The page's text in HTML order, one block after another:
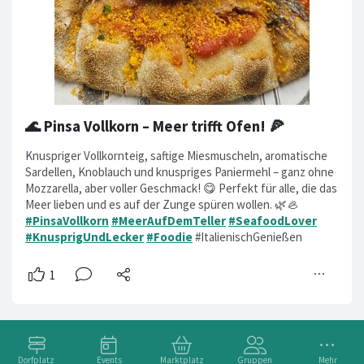
Dorfplatz Events Marktplatz Gruppen Mehr
🌊 Pinsa Vollkorn – Meer trifft Ofen! 🍕
Knuspriger Vollkornteig, saftige Miesmuscheln, aromatische
Sardellen, Knoblauch und knuspriges Paniermehl – ganz ohne
Mozzarella, aber voller Geschmack! 😋 Perfekt für alle, die das
Meer lieben und es auf der Zunge spüren wollen. 🌿🦪
#PinsaVollkorn #MeerAufDemTeller #SeafoodLover
#KnusprigUndLecker #Foodie#ItalienischGenießen